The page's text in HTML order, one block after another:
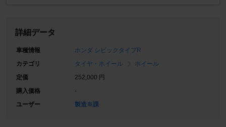
詳細データ
車種情報
ホンダ シビックタイプR
カテゴリ
タイヤ・ホイール
ホイール
定価
252,000 円
購入価格
-
ユーザー
製造※課